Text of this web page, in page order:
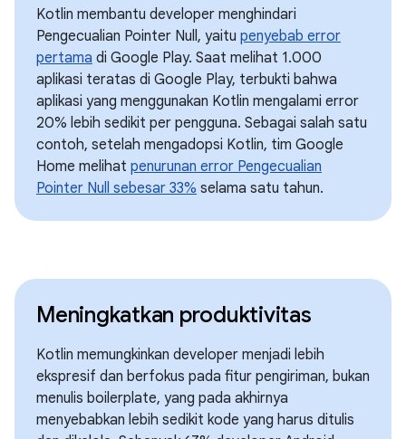
Kotlin membantu developer menghindari
Pengecualian Pointer Null, yaitu penyebab error
pertama di Google Play. Saat melihat 1.000
aplikasi teratas di Google Play, terbukti bahwa
aplikasi yang menggunakan Kotlin mengalami error
20% lebih sedikit per pengguna. Sebagai salah satu
contoh, setelah mengadopsi Kotlin, tim Google
Home melihat penurunan error Pengecualian
Pointer Null sebesar 33% selama satu tahun.
Meningkatkan produktivitas
Kotlin memungkinkan developer menjadi lebih
ekspresif dan berfokus pada fitur pengiriman, bukan
menulis boilerplate, yang pada akhirnya
menyebabkan lebih sedikit kode yang harus ditulis